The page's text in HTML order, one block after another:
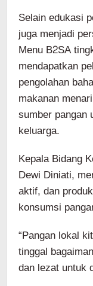
Selain edukasi
juga menjadi
Menu B2SA
mendapatkan
pengolahan
makanan
sumber pangan
keluarga.
Kepala Bidang
Dewi Diniati,
aktif, dan
konsumsi
“Pangan lokal
tinggal
dan lezat untuk